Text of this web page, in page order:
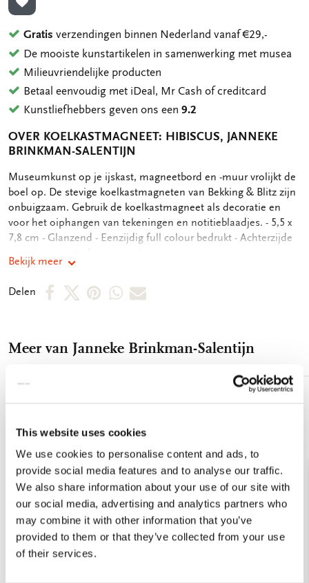
This website uses cookies
We use cookies to personalise content and ads, to
provide social media features and to analyse our traffic.
We also share information about your use of our site with
our social media, advertising and analytics partners who
may combine it with other information that you’ve
provided to them or that they’ve collected from your use
of their services.
TOEVOEGEN AAN VERLANGLIJST
Gratis verzendingen binnen Nederland vanaf €29,-
De mooiste kunstartikelen in samenwerking met musea
Milieuvriendelijke producten
Betaal eenvoudig met iDeal, Mr Cash of creditcard
Kunstliefhebbers geven ons een9.2
OVER KOELKASTMAGNEET: HIBISCUS, JANNEKE
BRINKMAN-SALENTIJN
OMSCHRIJVING
Museumkunst op je ijskast, magneetbord en -muur vrolijkt de
boel op. De stevige koelkastmagneten van Bekking & Blitz zijn
onbuigzaam. Gebruik de koelkastmagneet als decoratie en
voor het oiphangen van tekeningen en notitieblaadjes. - 5,5 x
7,8 cm - Glanzend - Eenzijdig full colour bedrukt - Achterzijde
Bekijk meer
Delen
DeelDeelDeelDeelDeel
mail
Meer van Janneke Brinkman-Salentijn